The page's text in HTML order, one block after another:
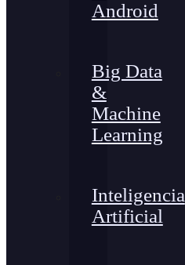
Android
Big Data
&
Machine
Learning
Inteligencia
Artificial